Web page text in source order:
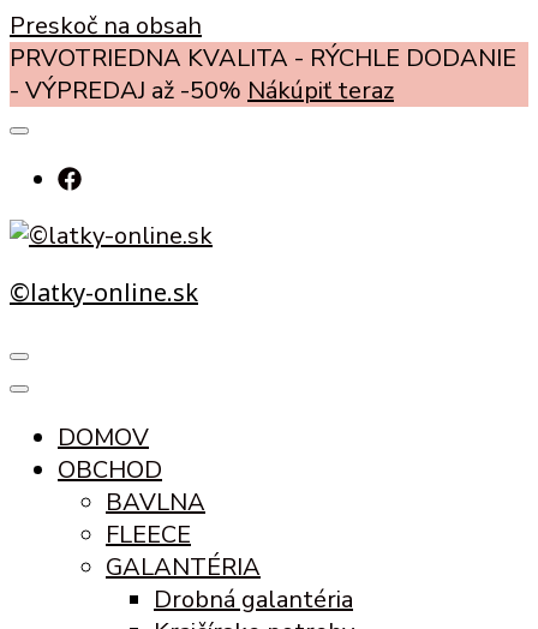
Preskoč na obsah
PRVOTRIEDNA KVALITA - RÝCHLE DODANIE
- VÝPREDAJ až -50% Nákúpiť teraz
©latky-online.sk
DOMOV
OBCHOD
BAVLNA
FLEECE
GALANTÉRIA
Drobná galantéria